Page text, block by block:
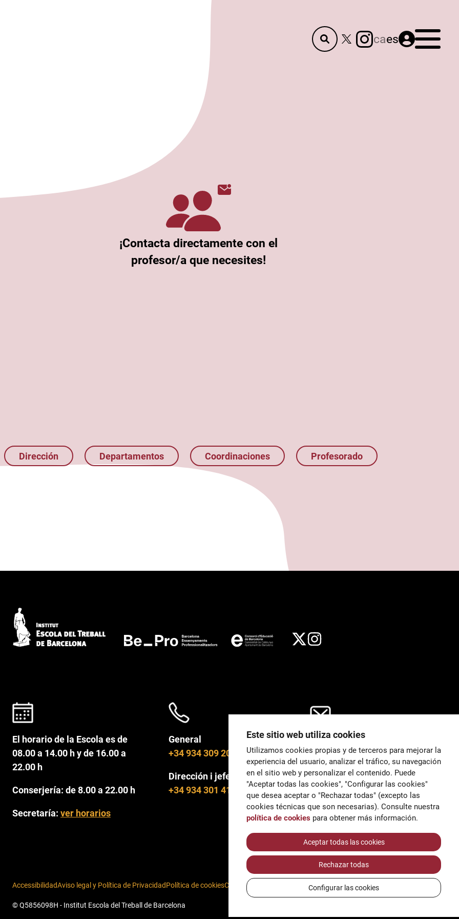
caes Menú
¡Contacta directamente con el
profesor/a que necesites!
Dirección Departamentos Coordinaciones Profesorado
El horario de la Escola es de
08.00 a 14.00 h y de 16.00 a
22.00 h
Conserjería: de 8.00 a 22.00 h
Secretaría: ver horarios
General
+34 934 309 200
Dirección i jefes de estudio
+34 934 301 415
General
correu@escoladeltreball.org
Información
informacio@escoladeltreball.o
rg
AccessibilidadAviso legal y Política de PrivacidadPolítica de cookiesCréditos
© Q5856098H - Institut Escola del Treball de Barcelona
Este sitio web utiliza cookies
Utilizamos cookies propias y de terceros para mejorar la
experiencia del usuario, analizar el tráfico, su navegación
en el sitio web y personalizar el contenido. Puede
"Aceptar todas las cookies", "Configurar las cookies"
que desea aceptar o "Rechazar todas" (excepto las
cookies técnicas que son necesarias). Consulte nuestra
política de cookies para obtener más información.
Aceptar todas las cookies
Rechazar todas
Configurar las cookies